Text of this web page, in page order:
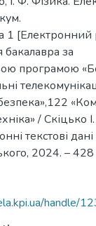
1 [Електронний
бакалавра за
програмою
/ Скіцько
текстові
2024. –
handle/